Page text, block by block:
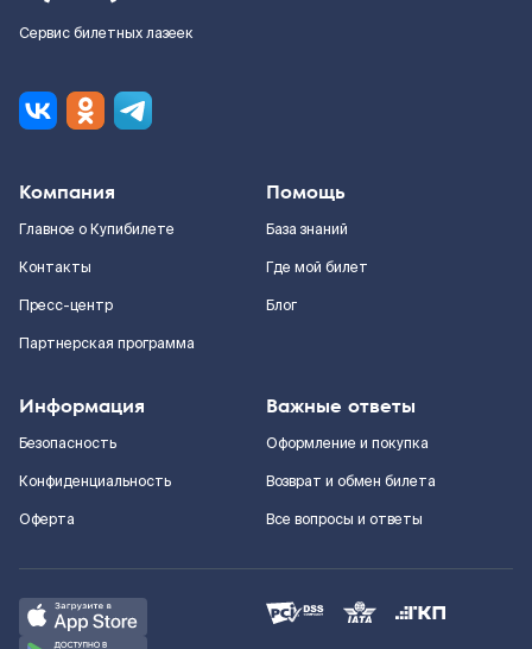
Сервис билетных лазеек
Компания
Главное о Купибилете
Контакты
Пресс-центр
Партнерская программа
Помощь
База знаний
Где мой билет
Блог
Информация
Безопасность
Конфиденциальность
Оферта
Важные ответы
Оформление и покупка
Возврат и обмен билета
Все вопросы и ответы